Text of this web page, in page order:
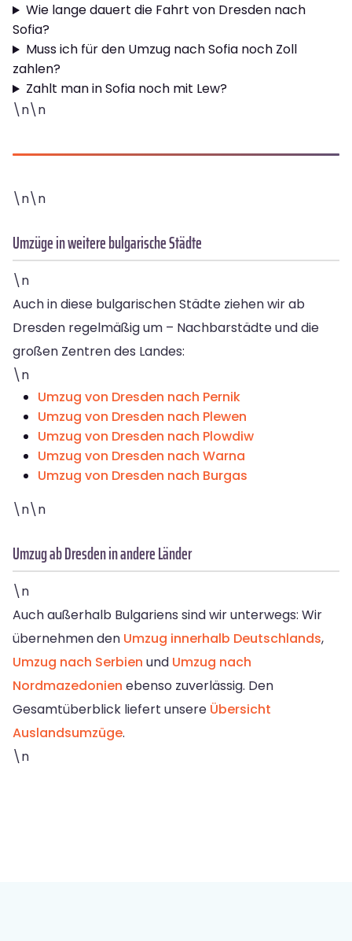
Wie lange dauert die Fahrt von Dresden nach
Sofia?
Muss ich für den Umzug nach Sofia noch Zoll
zahlen?
Zahlt man in Sofia noch mit Lew?
\n\n
\n\n
Umzüge in weitere bulgarische Städte
\n
Auch in diese bulgarischen Städte ziehen wir ab
Dresden regelmäßig um – Nachbarstädte und die
großen Zentren des Landes:
\n
Umzug von Dresden nach Pernik
Umzug von Dresden nach Plewen
Umzug von Dresden nach Plowdiw
Umzug von Dresden nach Warna
Umzug von Dresden nach Burgas
\n\n
Umzug ab Dresden in andere Länder
\n
Auch außerhalb Bulgariens sind wir unterwegs: Wir
übernehmen den Umzug innerhalb Deutschlands,
Umzug nach Serbien und Umzug nach
Nordmazedonien ebenso zuverlässig. Den
Gesamtüberblick liefert unsere Übersicht
Auslandsumzüge.
\n